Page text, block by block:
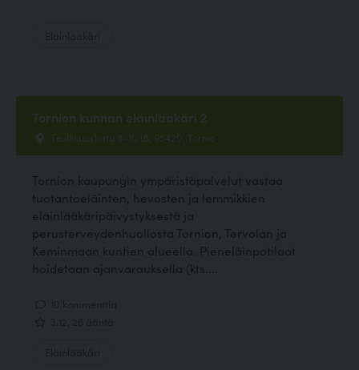
Tornion kunnan eläinlääkäri 2
Teollisuuskatu 8-10 i8, 95420, Tornio
Tornion kaupungin ympäristöpalvelut vastaa
tuotantoeläinten, hevosten ja lemmikkien
eläinlääkäripäivystyksestä ja
perusterveydenhuollosta Tornion, Tervolan ja
Keminmaan kuntien alueella. Pieneläinpotilaat
hoidetaan ajanvarauksella (kts....